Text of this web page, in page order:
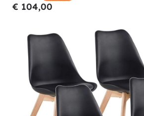
€ 104,00